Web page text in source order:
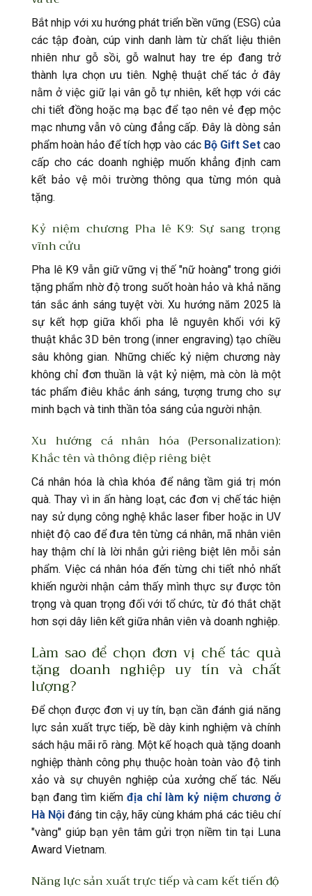
Bắt nhịp với xu hướng phát triển bền vững (ESG) của
các tập đoàn, cúp vinh danh làm từ chất liệu thiên
nhiên như gỗ sồi, gỗ walnut hay tre ép đang trở
thành lựa chọn ưu tiên. Nghệ thuật chế tác ở đây
nằm ở việc giữ lại vân gỗ tự nhiên, kết hợp với các
chi tiết đồng hoặc mạ bạc để tạo nên vẻ đẹp mộc
mạc nhưng vẫn vô cùng đẳng cấp. Đây là dòng sản
phẩm hoàn hảo để tích hợp vào các Bộ Gift Set cao
cấp cho các doanh nghiệp muốn khẳng định cam
kết bảo vệ môi trường thông qua từng món quà
tặng.
Kỷ niệm chương Pha lê K9: Sự sang trọng
vĩnh cửu
Pha lê K9 vẫn giữ vững vị thế "nữ hoàng" trong giới
tặng phẩm nhờ độ trong suốt hoàn hảo và khả năng
tán sắc ánh sáng tuyệt vời. Xu hướng năm 2025 là
sự kết hợp giữa khối pha lê nguyên khối với kỹ
thuật khắc 3D bên trong (inner engraving) tạo chiều
sâu không gian. Những chiếc kỷ niệm chương này
không chỉ đơn thuần là vật kỷ niệm, mà còn là một
tác phẩm điêu khắc ánh sáng, tượng trưng cho sự
minh bạch và tinh thần tỏa sáng của người nhận.
Xu hướng cá nhân hóa (Personalization):
Khắc tên và thông điệp riêng biệt
Cá nhân hóa là chìa khóa để nâng tầm giá trị món
quà. Thay vì in ấn hàng loạt, các đơn vị chế tác hiện
nay sử dụng công nghệ khắc laser fiber hoặc in UV
nhiệt độ cao để đưa tên từng cá nhân, mã nhân viên
hay thậm chí là lời nhắn gửi riêng biệt lên mỗi sản
phẩm. Việc cá nhân hóa đến từng chi tiết nhỏ nhất
khiến người nhận cảm thấy mình thực sự được tôn
trọng và quan trọng đối với tổ chức, từ đó thắt chặt
hơn sợi dây liên kết giữa nhân viên và doanh nghiệp.
Làm sao để chọn đơn vị chế tác quà
tặng doanh nghiệp uy tín và chất
lượng?
Để chọn được đơn vị uy tín, bạn cần đánh giá năng
lực sản xuất trực tiếp, bề dày kinh nghiệm và chính
sách hậu mãi rõ ràng. Một kế hoạch quà tặng doanh
nghiệp thành công phụ thuộc hoàn toàn vào độ tinh
xảo và sự chuyên nghiệp của xưởng chế tác. Nếu
bạn đang tìm kiếm địa chỉ làm kỷ niệm chương ở
Hà Nội đáng tin cậy, hãy cùng khám phá các tiêu chí
"vàng" giúp bạn yên tâm gửi trọn niềm tin tại Luna
Award Vietnam.
Năng lực sản xuất trực tiếp và cam kết tiến độ